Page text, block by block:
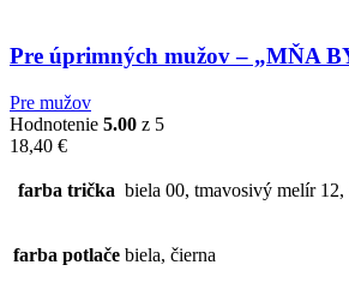
Pre úprimných mužov – „MŇA
Pre mužov
Hodnotenie 5.00 z 5
18,40 €
farba trička biela 00, tmavosivý melír 12,
farba potlače biela, čierna